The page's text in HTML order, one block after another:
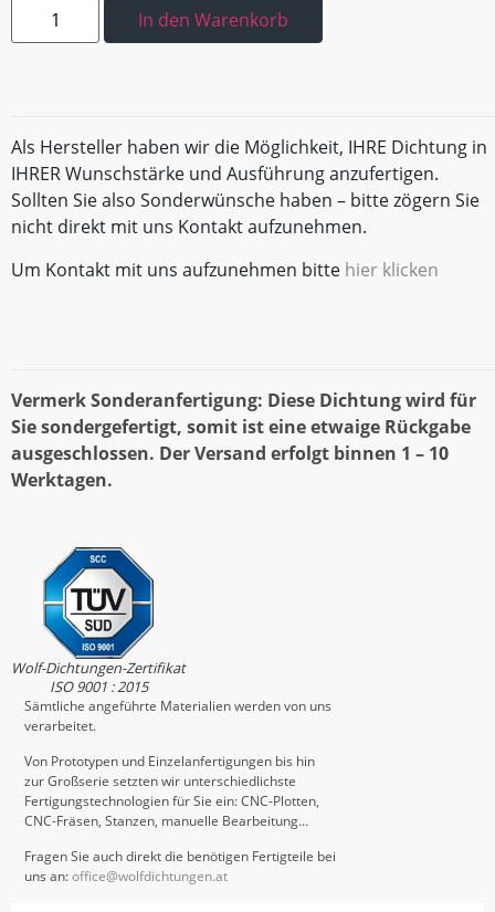
In den Warenkorb
Als Hersteller haben wir die Möglichkeit, IHRE Dichtung in
IHRER Wunschstärke und Ausführung anzufertigen.
Sollten Sie also Sonderwünsche haben – bitte zögern Sie
nicht direkt mit uns Kontakt aufzunehmen.
Um Kontakt mit uns aufzunehmen bitte hier klicken
Vermerk Sonderanfertigung: Diese Dichtung wird für
Sie sondergefertigt, somit ist eine etwaige Rückgabe
ausgeschlossen. Der Versand erfolgt binnen 1 – 10
Werktagen.
Wolf-Dichtungen-Zertifikat
ISO 9001 : 2015
Sämtliche angeführte Materialien werden von uns
verarbeitet.
Von Prototypen und Einzelanfertigungen bis hin
zur Großserie setzten wir unterschiedlichste
Fertigungstechnologien für Sie ein: CNC-Plotten,
CNC-Fräsen, Stanzen, manuelle Bearbeitung…
Fragen Sie auch direkt die benötigen Fertigteile bei
uns an:office@wolfdichtungen.at